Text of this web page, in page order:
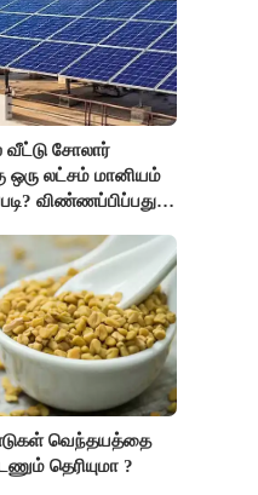
வீட்டு சோலார்
ஒரு லட்சம் மானியம்
விண்ணப்பிப்பது
வெந்தயத்தை
தெரியுமா ?